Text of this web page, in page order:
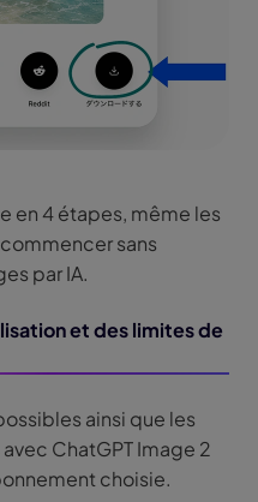
en 4 étapes, même les
sans
par IA.
et des limites de
ainsi que les
ChatGPT Image 2
choisie.